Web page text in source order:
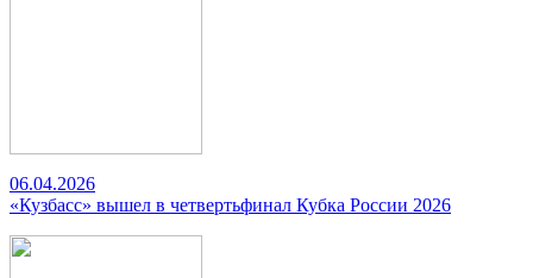
06.04.2026
«Кузбасс» вышел в четвертьфинал Кубка России 2026